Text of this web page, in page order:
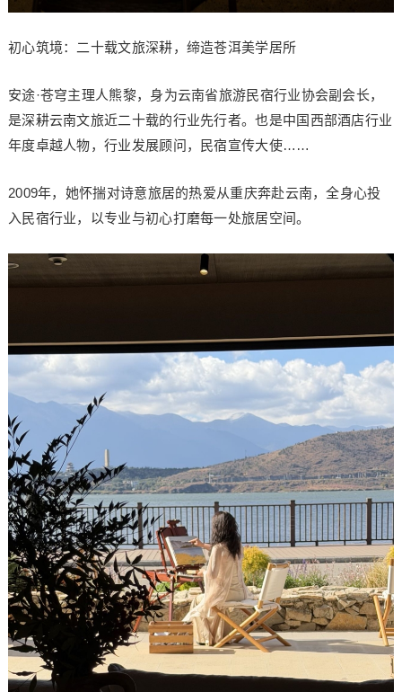
初心筑境：二十载文旅深耕，缔造苍洱美学居所
安途·苍穹主理人熊黎，身为云南省旅游民宿行业协会副会长，
是深耕云南文旅近二十载的行业先行者。也是中国西部酒店行业
年度卓越人物，行业发展顾问，民宿宣传大使……
2009年，她怀揣对诗意旅居的热爱从重庆奔赴云南，全身心投
入民宿行业，以专业与初心打磨每一处旅居空间。